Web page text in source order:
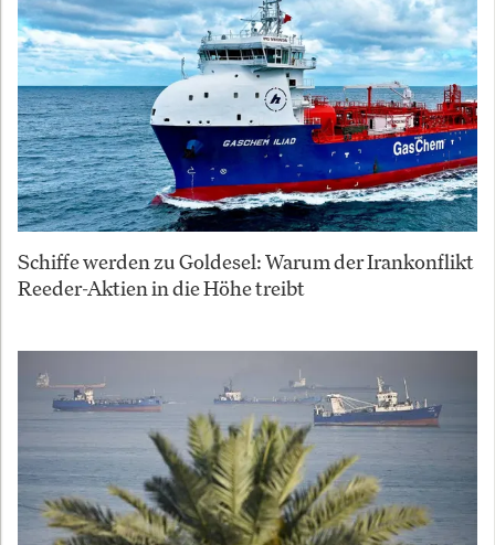
Schiffe werden zu Goldesel: Warum der Irankonflikt
Reeder-Aktien in die Höhe treibt